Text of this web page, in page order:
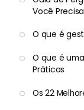
Você
O que é
O que é
Práticas
Os 22